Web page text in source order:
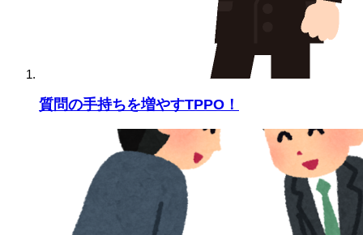
質問の手持ちを増やすTPPO！